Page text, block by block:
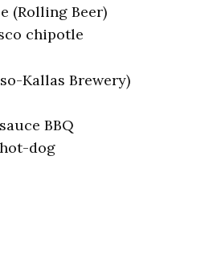
(Rolling Beer)
chipotle
Kallas Brewery)
BBQ
dog